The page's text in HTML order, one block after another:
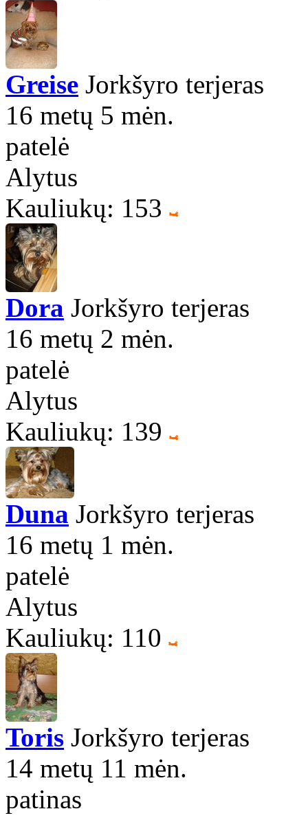
Greise Jorkšyro terjeras
16 metų 5 mėn.
patelė
Alytus
Kauliukų: 153
Dora Jorkšyro terjeras
16 metų 2 mėn.
patelė
Alytus
Kauliukų: 139
Duna Jorkšyro terjeras
16 metų 1 mėn.
patelė
Alytus
Kauliukų: 110
Toris Jorkšyro terjeras
14 metų 11 mėn.
patinas